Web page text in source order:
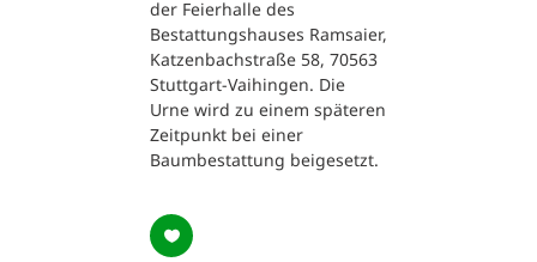
der Feierhalle des
Bestattungshauses Ramsaier,
Katzenbachstraße 58, 70563
Stuttgart-Vaihingen. Die
Urne wird zu einem späteren
Zeitpunkt bei einer
Baumbestattung beigesetzt.